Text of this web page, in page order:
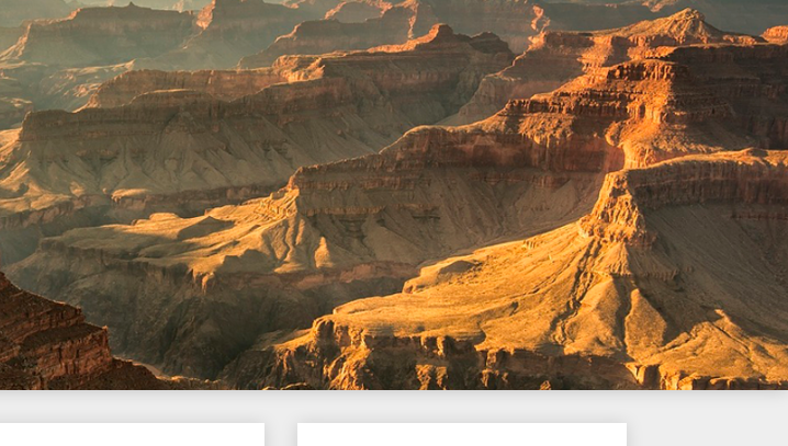
to
content